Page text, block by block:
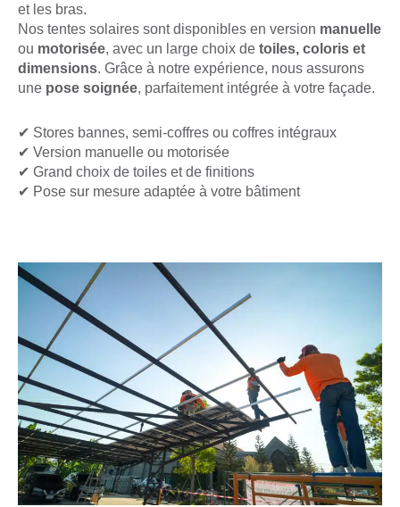
et les bras.
Nos tentes solaires sont disponibles en version manuelle
ou motorisée, avec un large choix de toiles, coloris et
dimensions. Grâce à notre expérience, nous assurons
une pose soignée, parfaitement intégrée à votre façade.
✔ Stores bannes, semi-coffres ou coffres intégraux
✔ Version manuelle ou motorisée
✔ Grand choix de toiles et de finitions
✔ Pose sur mesure adaptée à votre bâtiment